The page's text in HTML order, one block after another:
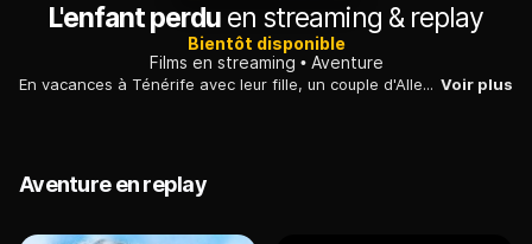
L'enfant perduen streaming & replay
Bientôt disponible
Films en streaming
Aventure
En vacances à Ténérife avec leur fille, un couple d'Allemands accepte de cacher un jeune immigrant parti à la recherche de son père en Allemagne. Voir plus
Aventure en replay